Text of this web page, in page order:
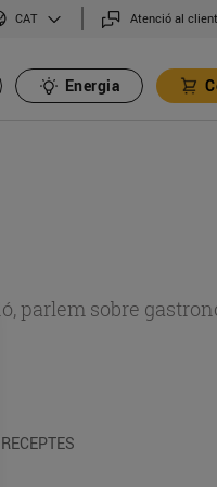
CAT Atenció al client
Energia
parlem sobre
RECEPTES